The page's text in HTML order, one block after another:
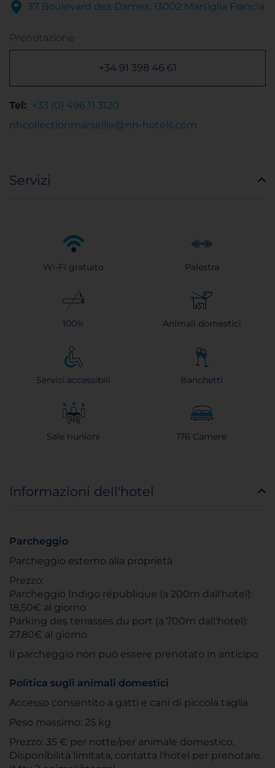
37 Boulevard des Dames, 13002 Marsiglia Francia
Prenotazione
+34 91 398 46 61
Tel: +33 (0) 496 11 3120
nhcollectionmarseille@nh-hotels.com
Servizi
Wi-Fi gratuito Palestra
100% Animali domestici
Servizi accessibili Banchetti
Sale riunioni 176 Camere
Informazioni dell'hotel
Parcheggio
Parcheggio esterno alla proprietà
Prezzo:
Parcheggio Indigo république (a 200m dall'hotel):
18,50€ al giorno
Parking des terrasses du port (a 700m dall'hotel):
27.80€ al giorno
Il parcheggio non può essere prenotato in anticipo
Politica sugli animali domestici
Accesso consentito a gatti e cani di piccola taglia
Peso massimo: 25 kg
Prezzo: 35 € per notte/per animale domestico.
Disponibilità limitata, contatta l'hotel per prenotare.